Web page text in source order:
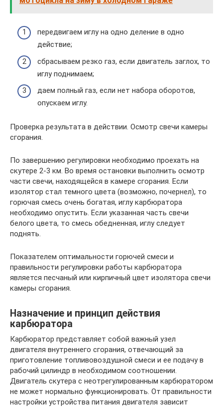
передвигаем иглу на одно деление в одно
действие;
сбрасываем резко газ, если двигатель заглох, то
иглу поднимаем;
даем полный газ, если нет набора оборотов,
опускаем иглу.
Проверка результата в действии. Осмотр свечи камеры
сгорания.
По завершению регулировки необходимо проехать на
скутере 2-3 км. Во время остановки выполнить осмотр
части свечи, находящейся в камере сгорания. Если
изолятор стал темного цвета (возможно, почернел), то
горючая смесь очень богатая, иглу карбюратора
необходимо опустить. Если указанная часть свечи
белого цвета, то смесь обедненная, иглу следует
поднять.
Показателем оптимальности горючей смеси и
правильности регулировки работы карбюратора
является песчаный или кирпичный цвет изолятора свечи
камеры сгорания.
Назначение и принцип действия
карбюратора
Карбюратор представляет собой важный узел
двигателя внутреннего сгорания, отвечающий за
приготовление топливовоздушной смеси и ее подачу в
рабочий цилиндр в необходимом соотношении.
Двигатель скутера с неотрегулированным карбюратором
не может нормально функционировать. От правильности
настройки устройства питания двигателя зависит